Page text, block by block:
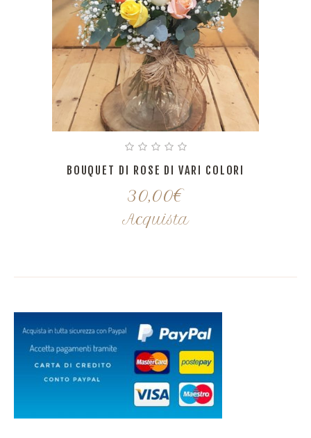
BOUQUET DI ROSE DI VARI COLORI
30,00€
Acquista